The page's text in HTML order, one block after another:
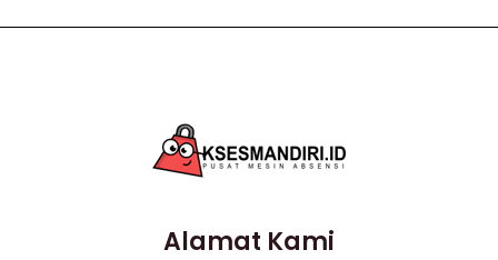
Alamat Kami